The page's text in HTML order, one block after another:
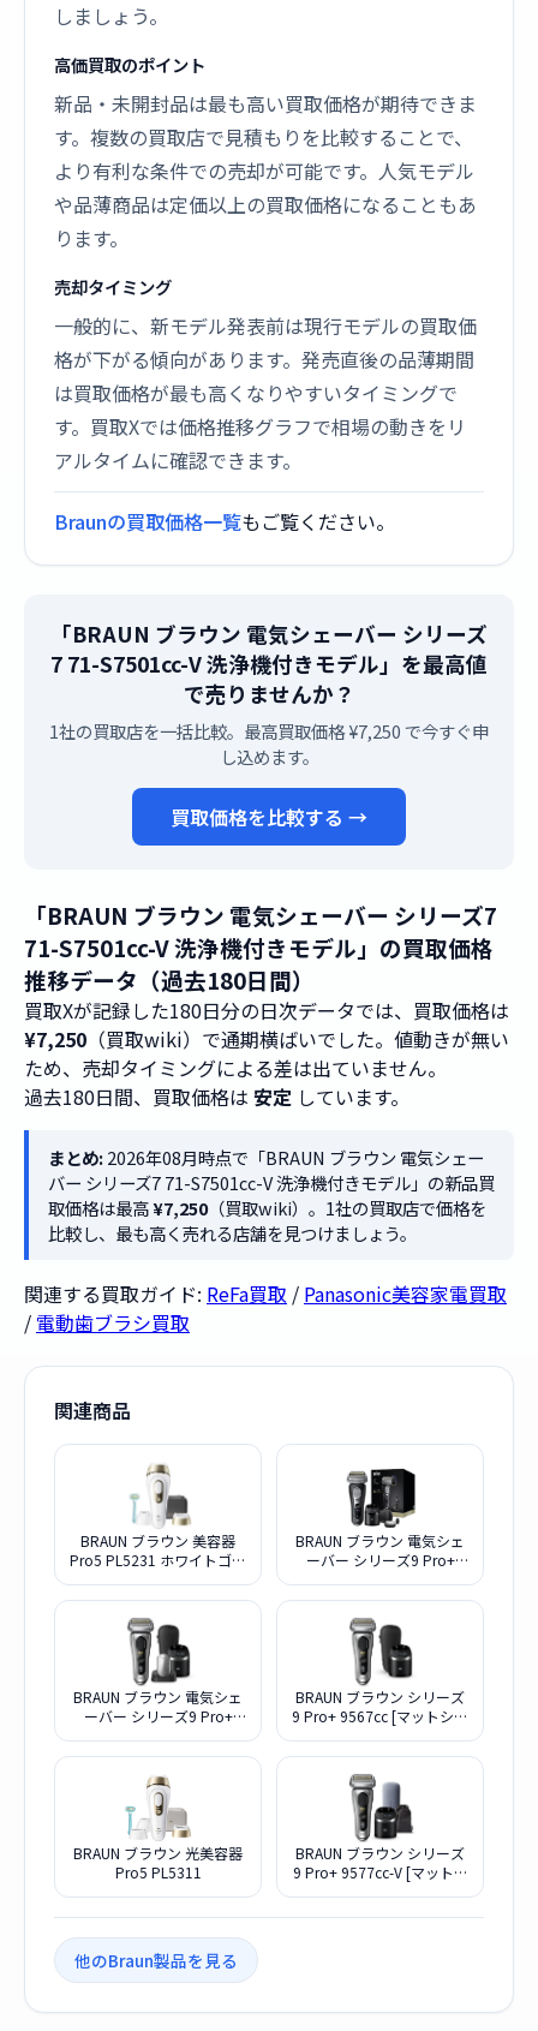
しましょう。
高価買取のポイント
新品・未開封品は最も高い買取価格が期待できま
す。複数の買取店で見積もりを比較することで、
より有利な条件での売却が可能です。人気モデル
や品薄商品は定価以上の買取価格になることもあ
ります。
売却タイミング
一般的に、新モデル発表前は現行モデルの買取価
格が下がる傾向があります。発売直後の品薄期間
は買取価格が最も高くなりやすいタイミングで
す。買取Xでは価格推移グラフで相場の動きをリ
アルタイムに確認できます。
Braunの買取価格一覧もご覧ください。
「BRAUN ブラウン 電気シェーバー シリーズ
7 71-S7501cc-V 洗浄機付きモデル」を最高値
で売りませんか？
1社の買取店を一括比較。最高買取価格 ¥7,250 で今すぐ申
し込めます。
買取価格を比較する →
「BRAUN ブラウン 電気シェーバー シリーズ7
71-S7501cc-V 洗浄機付きモデル」の買取価格
推移データ（過去180日間）
買取Xが記録した180日分の日次データでは、買取価格は
¥7,250 （買取wiki）で通期横ばいでした。値動きが無い
ため、売却タイミングによる差は出ていません。
過去180日間、買取価格は 安定 しています。
まとめ:2026年08月時点で「BRAUN ブラウン 電気シェー
バー シリーズ7 71-S7501cc-V 洗浄機付きモデル」の新品買
取価格は最高¥7,250（買取wiki）。1社の買取店で価格を
比較し、最も高く売れる店舗を見つけましょう。
関連する買取ガイド: ReFa買取 / Panasonic美容家電買取
/ 電動歯ブラシ買取
関連商品
BRAUN ブラウン 美容器
Pro5 PL5231 ホワイトゴー
BRAUN ブラウン 電気シェ
ーバー シリーズ9 Pro+
BRAUN ブラウン 電気シェ
ーバー シリーズ9 Pro+
BRAUN ブラウン シリーズ
9 Pro+ 9567cc [マットシル
BRAUN ブラウン 光美容器
Pro5 PL5311
BRAUN ブラウン シリーズ
9 Pro+ 9577cc-V [マットシ
他のBraun製品を見る